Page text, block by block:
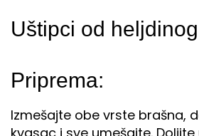
Uštipci od
Priprema:
Izmešajte obe vrste brašna,